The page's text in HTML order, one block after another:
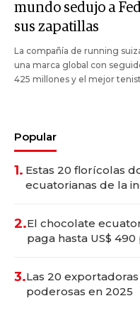
mundo sedujo a
sus zapatillas
La compañía de running
una marca global con
425 millones y el mejor
Popular
1. Estas 20 florícolas
ecuatorianas de la
2.El chocolate
paga hasta US$
3.Las 20
poderosas en 2025